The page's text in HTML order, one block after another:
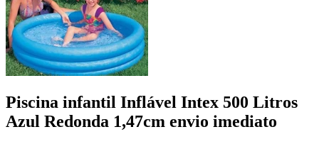
Piscina infantil Inflável Intex 500 Litros
Azul Redonda 1,47cm envio imediato